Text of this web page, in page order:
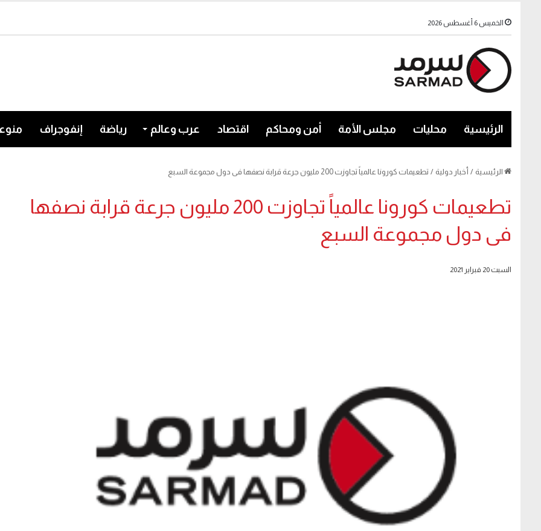
الخميس 6 أغسطس 2026
الرئيسية محليات مجلس الأمة أمن ومحاكم اقتصاد عرب وعالم رياضة إنفوجراف
الرئيسية / أخبار دولية / تطعيمات كورونا عالمياً تجاوزت 200 مليون جرعة قرابة نصفها فى دول مجموعة السبع
تطعيمات كورونا عالمياً تجاوزت 200 مليون جرعة قرابة نصفها
فى دول مجموعة السبع
السبت 20 فبراير 2021